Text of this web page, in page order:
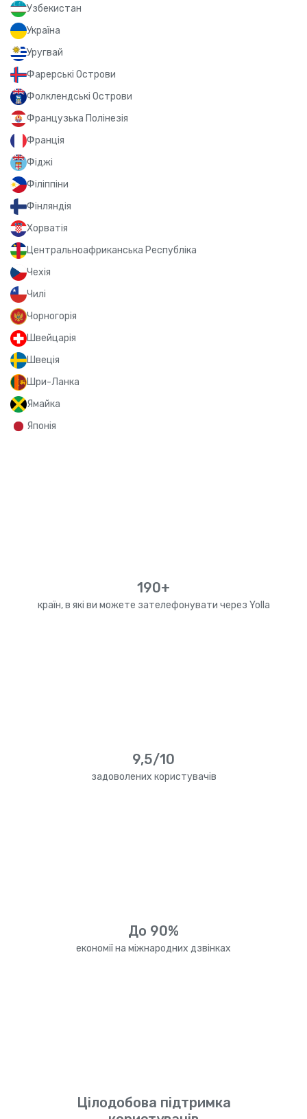
Узбекистан
Україна
Уругвай
Фарерські Острови
Фолклендські Острови
Французька Полінезія
Франція
Фіджі
Філіппіни
Фінляндія
Хорватія
Центральноафриканська Республіка
Чехія
Чилі
Чорногорія
Швейцарія
Швеція
Шри-Ланка
Ямайка
Японія
190+
країн, в які ви можете зателефонувати через Yolla
9,5/10
задоволених користувачів
До 90%
економії на міжнародних дзвінках
Цілодобова підтримка